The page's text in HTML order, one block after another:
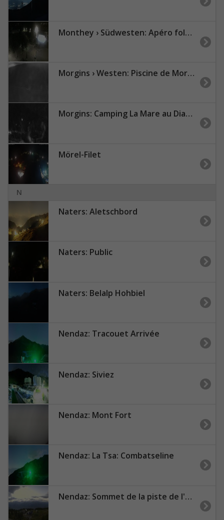
Monthey › Südwesten: Apéro folklorique montheysan - Place Centrale
Morgins › Westen: Piscine de Morgins - Teleski du Géant
Morgins: Camping La Mare au Diable - Valais Les Portes du Soleil
Mörel-Filet
N
Naters: Aletschbord
Naters: Public
Naters: Belalp Hohbiel
Nendaz: Tracouet Arrivée
Nendaz: Siviez
Nendaz: Mont Fort
Nendaz: La Tsa: Combatseline
Nendaz: Sommet de la piste de l'Ours - Veysonnaz